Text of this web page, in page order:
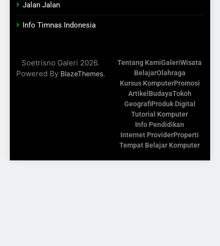
Jalan Jalan
Info Timnas Indonesia
Soetrisno Galeri 2026.
Powered By BlazeThemes.
Tentang KamiGaleriWisata
BelajarOlahraga
Kursus KomputerPromosi
Artikel BudayaTokoh
GeografiProduk Digital
Tutorial Komputer
Info Pendidikan
Internet ProviderProperti
Tempat Belajar Komputer